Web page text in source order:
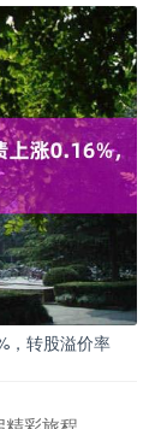
，转股溢价率